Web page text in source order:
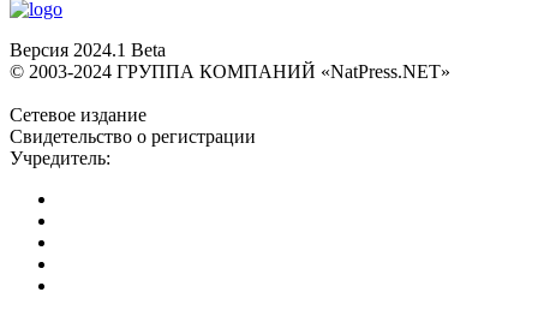
Версия 2024.1 Beta
© 2003-2024 ГРУППА КОМПАНИЙ «NatPress.NET»
Сетевое издание
Свидетельство о регистрации
Учредитель: